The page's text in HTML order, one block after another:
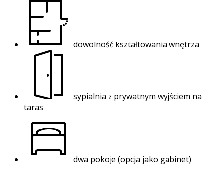
dowolność kształtowania wnętrza
sypialnia z prywatnym wyjściem na
taras
dwa pokoje (opcja jako gabinet)